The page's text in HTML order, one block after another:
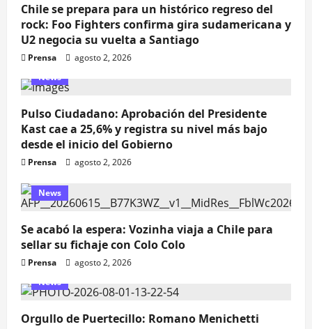
Chile se prepara para un histórico regreso del
rock: Foo Fighters confirma gira sudamericana y
U2 negocia su vuelta a Santiago
Prensa
agosto 2, 2026
News
Pulso Ciudadano: Aprobación del Presidente
Kast cae a 25,6% y registra su nivel más bajo
desde el inicio del Gobierno
Prensa agosto 2, 2026
News
Se acabó la espera: Vozinha viaja a Chile para
sellar su fichaje con Colo Colo
Prensa
agosto 2, 2026
News
Orgullo de Puertecillo: Romano Menichetti